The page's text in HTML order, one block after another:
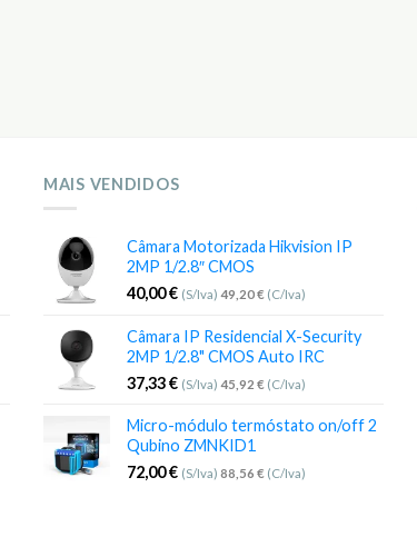
MAIS VENDIDOS
Câmara Motorizada Hikvision IP
2MP 1/2.8″ CMOS
40,00€ (S/Iva) 49,20€ (C/Iva)
Câmara IP Residencial X-Security
2MP 1/2.8" CMOS Auto IRC
37,33€ (S/Iva) 45,92 € (C/Iva)
Micro-módulo termóstato on/off 2
Qubino ZMNKID1
72,00€ (S/Iva) 88,56 € (C/Iva)